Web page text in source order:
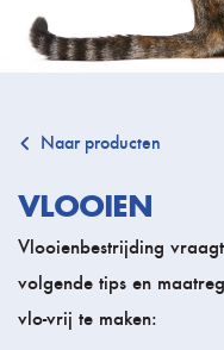
Naar producten
VLOOIEN
Vlooienbestrijding
volgende tips en
vlo-vrij te maken: